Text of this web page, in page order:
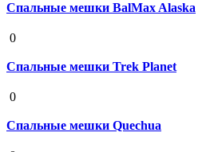
Спальные мешки BalMax Alaska
0
Спальные мешки Trek Planet
0
Спальные мешки Quechua